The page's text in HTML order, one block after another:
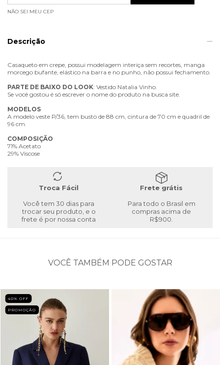
NÃO SEI MEU CEP
Descrição
Casaqueto em crepe, possui modelagem interiça sem recortes, manga
morcego bufante, elástico na barra e no punho, não possui fechamento.
PARTE DE BAIXO DO LOOK: Vestido Natalia Vinho.
Se você gostou é só escrever o nome do produto na busca site.
MODELOS
A modelo veste P/36, tem busto de 88 cm, cintura de 70 cm e quadril de
96 cm.
COMPOSIÇÃO
71% Acetato
29% Viscose
Troca Fácil
Você tem 30 dias para
trocar seu produto, e o
frete é por nossa conta
Frete grátis
Para todo o Brasil em
compras acima de
R$900.
VOCÊ TAMBÉM PODE GOSTAR
40% OFF
PROMOÇÃO